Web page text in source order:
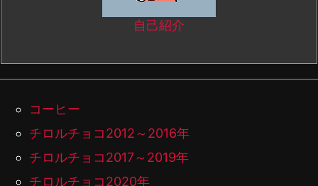
自己紹介
コーヒー
チロルチョコ2012～2016年
チロルチョコ2017～2019年
チロルチョコ2020年